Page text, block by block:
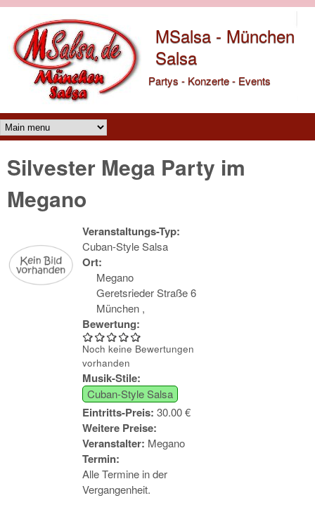
MSalsa - München
Salsa
Partys - Konzerte - Events
Main menu
Silvester Mega Party im
Megano
Veranstaltungs-Typ:
Cuban-Style Salsa
Ort:
Megano
Geretsrieder Straße 6
München ,
Bewertung:
Noch keine Bewertungen
vorhanden
Musik-Stile:
Cuban-Style Salsa
Eintritts-Preis: 30.00 €
Weitere Preise:
Veranstalter: Megano
Termin:
Alle Termine in der
Vergangenheit.